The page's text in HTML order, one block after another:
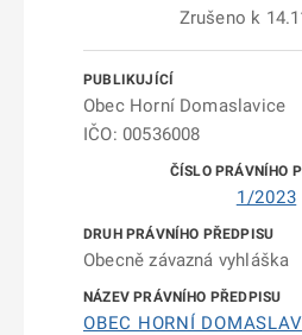
Zrušeno k
Obec Horní Domaslavice
IČO: 00536008
1/2023
Obecně závazná vyhláška
OBEC HORNÍ